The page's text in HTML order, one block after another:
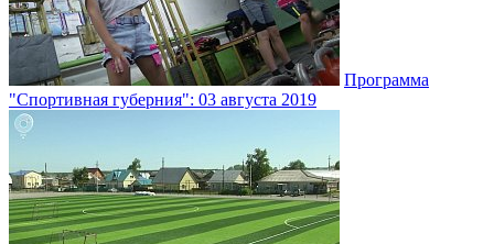
Программа
"Спортивная губерния": 03 августа 2019